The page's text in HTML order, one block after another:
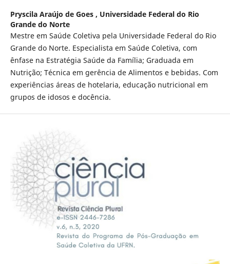
Pryscila Araújo de Goes , Universidade Federal do Rio
Grande do Norte
Mestre em Saúde Coletiva pela Universidade Federal do Rio
Grande do Norte. Especialista em Saúde Coletiva, com
ênfase na Estratégia Saúde da Família; Graduada em
Nutrição; Técnica em gerência de Alimentos e bebidas. Com
experiências áreas de hotelaria, educação nutricional em
grupos de idosos e docência.